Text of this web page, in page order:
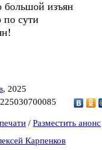
большой изъян
сути
, 2025
/ Разместить анонс
Карпенков